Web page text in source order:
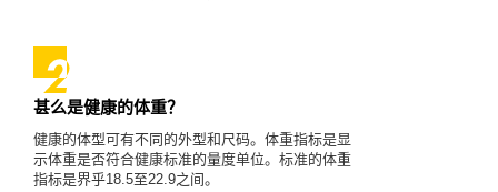
甚么是健康的体重？
健康的体型可有不同的外型和尺码。体重指标是显
示体重是否符合健康标准的量度单位。标准的体重
指标是界乎18.5至22.9之间。